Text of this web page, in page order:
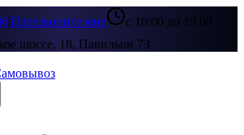
|Перезвоните мне
с 10:00 до 19:00
шоссе, 18, Павильон 73